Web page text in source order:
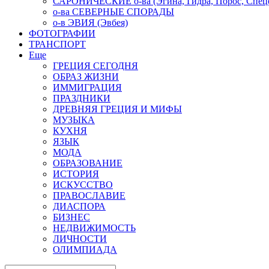
о-ва СЕВЕРНЫЕ СПОРАДЫ
о-в ЭВИЯ (Эвбея)
ФОТОГРАФИИ
ТРАНСПОРТ
Еще
ГРЕЦИЯ СЕГОДНЯ
ОБРАЗ ЖИЗНИ
ИММИГРАЦИЯ
ПРАЗДНИКИ
ДРЕВНЯЯ ГРЕЦИЯ И МИФЫ
МУЗЫКА
КУХНЯ
ЯЗЫК
МОДА
ОБРАЗОВАНИЕ
ИСТОРИЯ
ИСКУССТВО
ПРАВОСЛАВИЕ
ДИАСПОРА
БИЗНЕС
НЕДВИЖИМОСТЬ
ЛИЧНОСТИ
ОЛИМПИАДА